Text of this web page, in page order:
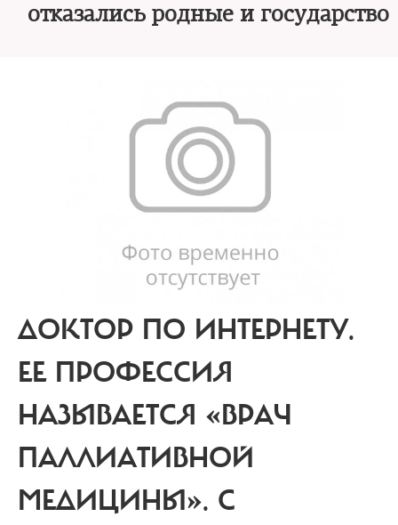
отказались родные и государство
ДОКТОР ПО ИНТЕРНЕТУ.
ЕЕ ПРОФЕССИЯ
НАЗЫВАЕТСЯ «ВРАЧ
ПАЛЛИАТИВНОЙ
МЕДИЦИНЫ». С